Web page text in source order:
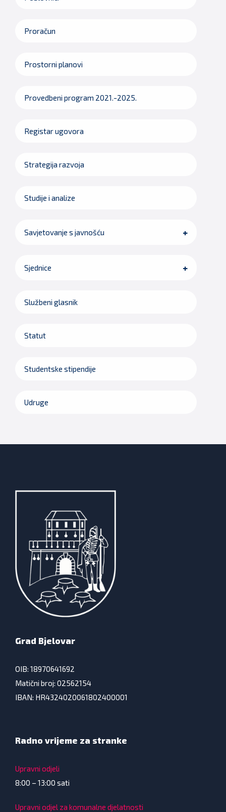
Proračun
Prostorni planovi
Provedbeni program 2021.-2025.
Registar ugovora
Strategija razvoja
Studije i analize
Savjetovanje s javnošću
Sjednice
Službeni glasnik
Statut
Studentske stipendije
Udruge
Grad Bjelovar
OIB: 18970641692
Matični broj: 02562154
IBAN: HR4324020061802400001
Radno vrijeme za stranke
Upravni odjeli
8:00 – 13:00 sati
Upravni odjel za komunalne djelatnosti